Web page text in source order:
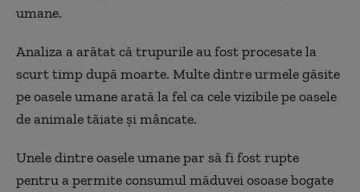
umane.
Analiza a arătat că trupurile au fost procesate la
scurt timp după moarte. Multe dintre urmele găsite
pe oasele umane arată la fel ca cele vizibile pe oasele
de animale tăiate și mâncate.
Unele dintre oasele umane par să fi fost rupte
pentru a permite consumul măduvei osoase bogate